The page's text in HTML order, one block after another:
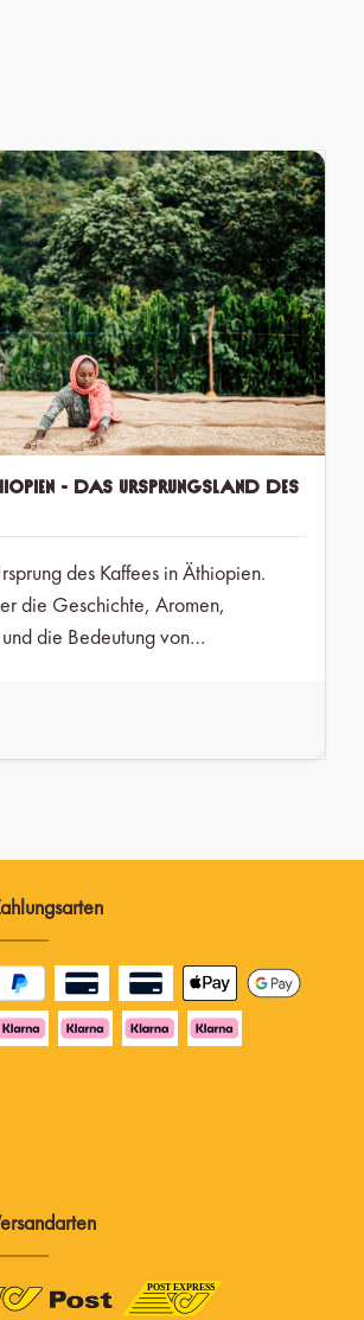
- Das Ursprungsland des
des Kaffees in Äthiopien.
die Geschichte, Aromen,
die Bedeutung von